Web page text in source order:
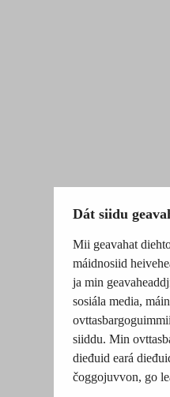
Dát siidu
Mii geavahat
máidnosiid
ja min
sosiála media,
siiddu. Min
dieđuid eará
čoggojuvvon, go